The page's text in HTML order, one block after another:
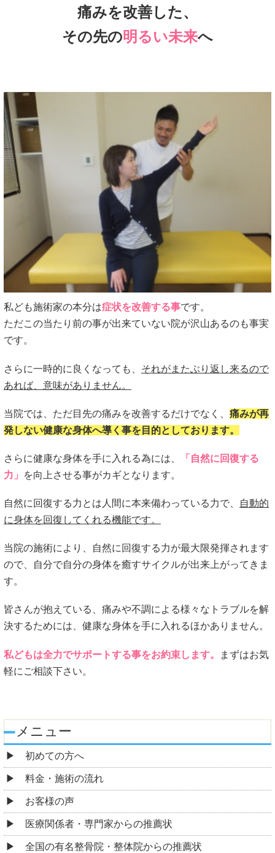
痛みを改善した、
その先の明るい未来へ
私ども施術家の本分は症状を改善する事です。
ただこの当たり前の事が出来ていない院が沢山あるのも事実
です。
さらに一時的に良くなっても、 それがまたぶり返し来るので
あれば、意味がありません。
当院では、ただ目先の痛みを改善するだけでなく、 痛みが再
発しない健康な身体へ導く事を目的としております。
さらに健康な身体を手に入れる為には、
「自然に回復する
力」
を向上させる事がカギとなります。
自然に回復する力とは人間に本来備わっている力で、
自動的
に身体を回復してくれる機能です。
当院の施術により、自然に回復する力が最大限発揮されます
ので、自分で自分の身体を癒すサイクルが出来上がってきま
す。
皆さんが抱えている、痛みや不調による様々なトラブルを解
決するためには、健康な身体を手に入れるほかありません。
私どもは全力でサポートする事をお約束します。
まずはお気
軽にご相談下さい。
メニュー
初めての方へ
料金・施術の流れ
お客様の声
医療関係者・専門家からの推薦状
全国の有名整骨院・整体院からの推薦状